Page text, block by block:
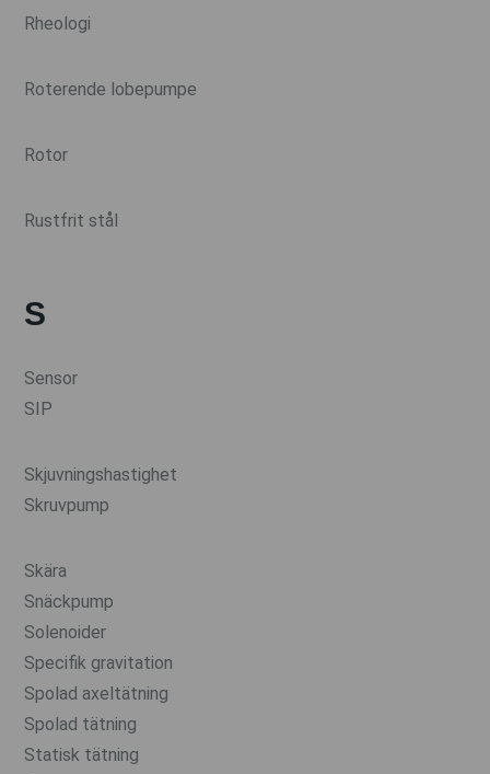
Rheologi
Roterende lobepumpe
Rotor
Rustfrit stål
S
Sensor
SIP
Skjuvningshastighet
Skruvpump
Skära
Snäckpump
Solenoider
Specifik gravitation
Spolad axeltätning
Spolad tätning
Statisk tätning